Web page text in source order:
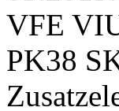
VFE
PK38